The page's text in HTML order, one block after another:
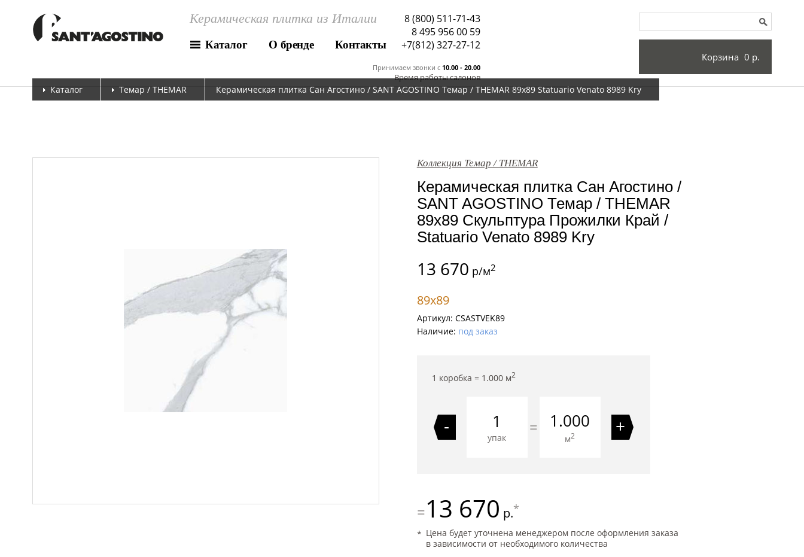
Керамическая плитка из Италии
Каталог О бренде Контакты
8 (800) 511-71-43
8 495 956 00 59
Принимаем звонки c 10.00 - 20.00
Время работы салонов
+7(812) 327-27-12
Корзина 0 р.
Каталог Темар / THEMAR Керамическая плитка Сан Агостино / SANT AGOSTINO Темар / THEMAR 89x89 Statuario Venato 8989 Kry
Коллекция Темар / THEMAR
Керамическая плитка Сан Агостино /
SANT AGOSTINO Темар / THEMAR
89x89 Скульптура Прожилки Край /
Statuario Venato 8989 Kry
13 670 р/м2
89x89
Артикул: CSASTVEK89
Наличие: под заказ
1 коробка = 1.000м2
-
упак
= 1.000
м2 +
=13 670 р.*
Цена будет уточнена менеджером после оформления заказа
в зависимости от необходимого количества